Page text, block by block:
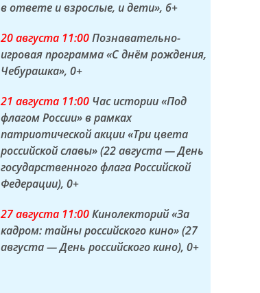
в ответе и взрослые, и дети», 6+
20 августа 11:00Познавательно-
игровая программа «С днём рождения,
Чебурашка», 0+
21 августа 11:00 Час истории «Под
флагом России» в рамках
патриотической акции «Три цвета
российской славы» (22 августа — День
государственного флага Российской
Федерации), 0+
27 августа 11:00Кинолекторий «За
кадром: тайны российского кино» (27
августа — День российского кино), 0+